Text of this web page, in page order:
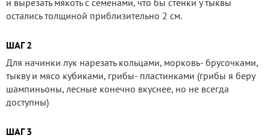
остались толщиной приблизительно 2 см.
ШАГ 2
Для начинки лук нарезать кольцами, морковь- брусочками,
тыкву и мясо кубиками, грибы- пластинками (грибы я беру
шампиньоны, лесные конечно вкуснее, но не всегда
доступны)
ШАГ 3